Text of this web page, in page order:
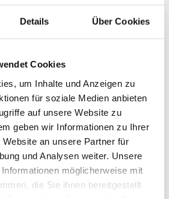
Details Über Cookies
Cookies
um Inhalte und Anzeigen zu
für soziale Medien anbieten
auf unsere Website zu
geben wir Informationen zu Ihrer
an unsere Partner für
und Analysen weiter. Unsere
möglicherweise mit
die Sie ihnen bereitgestellt
DN25
1600 kPa
G 3/4"
-5…140 °C
2-Wege